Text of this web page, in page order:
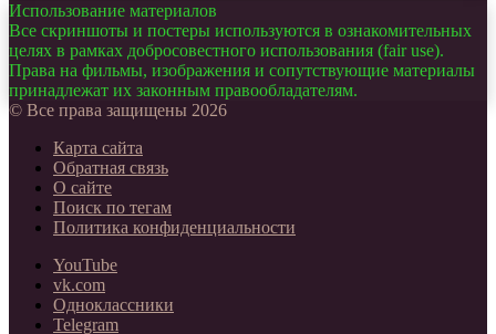
Использование материалов
Все скриншоты и постеры используются в ознакомительных
целях в рамках добросовестного использования (fair use).
Права на фильмы, изображения и сопутствующие материалы
принадлежат их законным правообладателям.
© Все права защищены 2026
Карта сайта
Обратная связь
О сайте
Поиск по тегам
Политика конфиденциальности
YouTube
vk.com
Одноклассники
Telegram